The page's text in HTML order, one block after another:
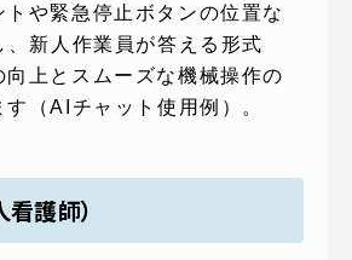
トや緊急停止ボタンの位置な
、新人作業員が答える形式
向上とスムーズな機械操作の
（AIチャット使用例）。
護師）